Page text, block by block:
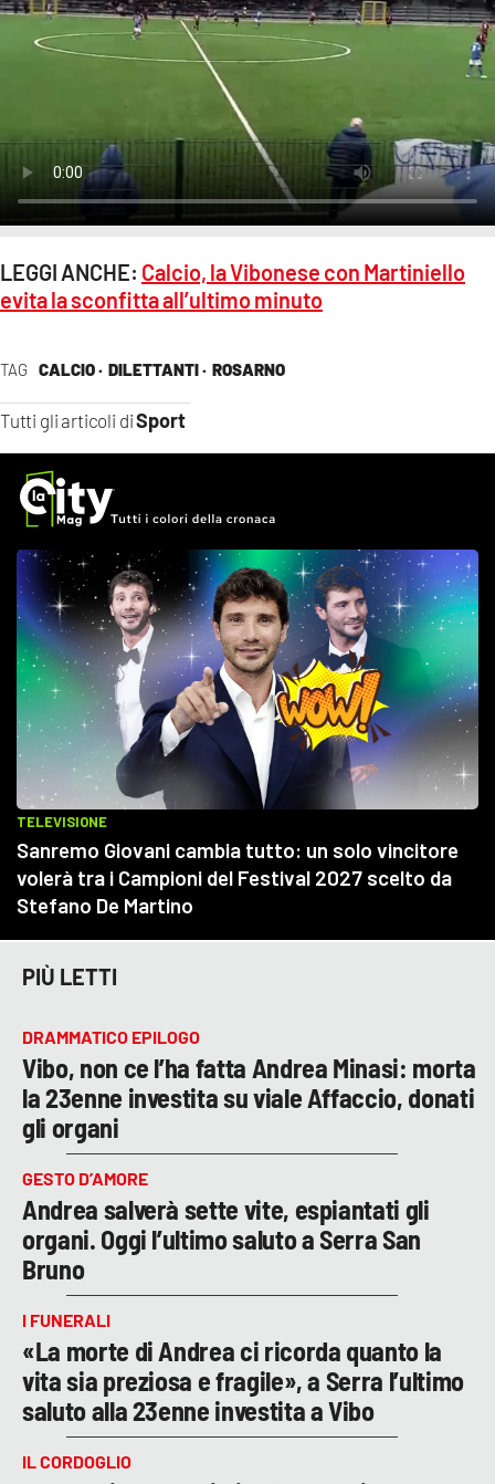
TAG CALCIO · DILETTANTI · ROSARNO
Tutti gli articoli diSport
LEGGI ANCHE: Calcio, la Vibonese con Martiniello
evita la sconfitta all’ultimo minuto
PIÙ LETTI
DRAMMATICO EPILOGO
Vibo, non ce l’ha fatta Andrea Minasi: morta
la 23enne investita su viale Affaccio, donati
gli organi
GESTO D’AMORE
Andrea salverà sette vite, espiantati gli
organi. Oggi l’ultimo saluto a Serra San
Bruno
I FUNERALI
«La morte di Andrea ci ricorda quanto la
vita sia preziosa e fragile», a Serra l’ultimo
saluto alla 23enne investita a Vibo
IL CORDOGLIO